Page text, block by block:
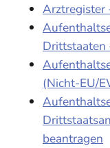
Arztregister
Drittstaaten
(Nicht-EU/
beantragen